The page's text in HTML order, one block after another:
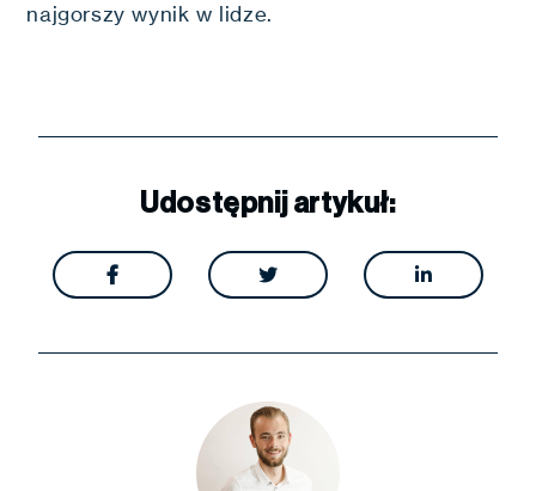
najgorszy wynik w lidze.
Udostępnij artykuł:
  